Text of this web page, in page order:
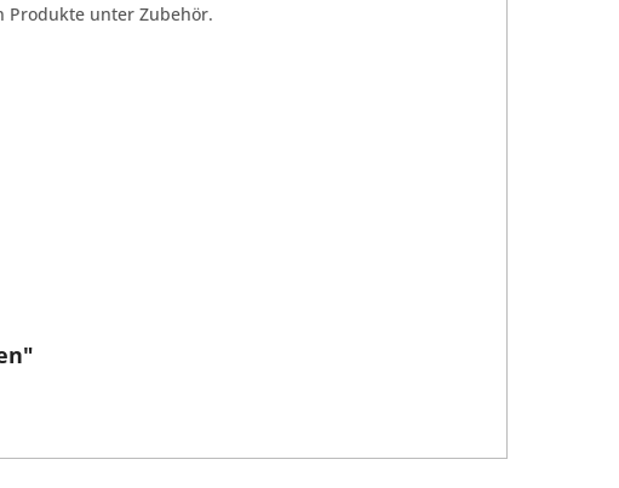
Produkte unter Zubehör.